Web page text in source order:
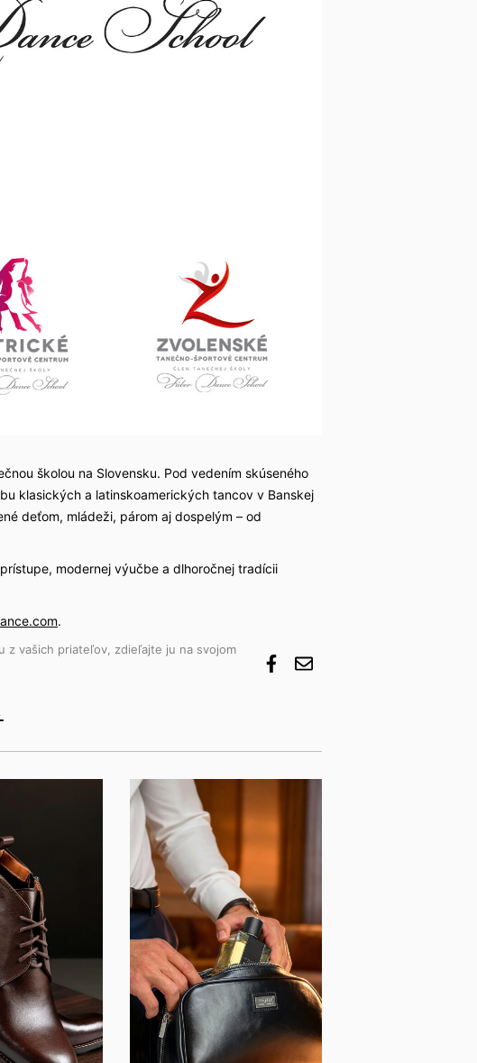
Opasky a traky
Smokingové pásy
školou na Slovensku. Pod vedením skúseného
klasických a latinskoamerických tancov v Banskej
deťom, mládeži, párom aj dospelým – od
modernej výučbe a dlhoročnej tradícii
.
z vašich priateľov, zdieľajte ju na svojom